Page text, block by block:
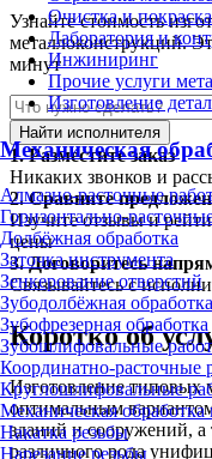
Очистка и покраска
Лаборатория и
Инжиниринг
Прочие услуги
Изготовление
Механическая
Алмазно-расточные
Горизонтально-
Долбёжная обработка
Заточка инструмента
Зенкерование отверстий
Зубодолбёжная обработка
Зубофрезерная обработка
Зубошлифовальные
Координатно-расточные
Круглошлифовальные
Механическая
Накатка резьбы
Нарезание резьбы
Узнайте стоимость
металлоконструкций.
минут
Найти исполнителя
1.Разместите заказ
Никаких звонков и
2.Сравните
Изучите отзывы и
цены
3.Договоритесь
Связывайтесь с
Коротко об
Изготовление типовых
оптимальным
зданий и сооружений,
различного рода